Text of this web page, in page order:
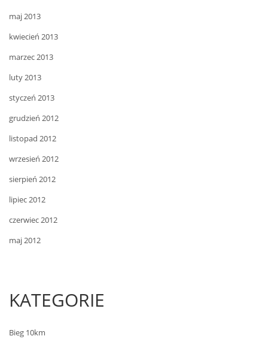
maj 2013
kwiecień 2013
marzec 2013
luty 2013
styczeń 2013
grudzień 2012
listopad 2012
wrzesień 2012
sierpień 2012
lipiec 2012
czerwiec 2012
maj 2012
KATEGORIE
Bieg 10km